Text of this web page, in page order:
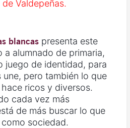
Valdepeñas.
blancas presenta este
alumnado de primaria,
juego de identidad, para
pero también lo que
ricos y diversos.
cada vez más
de más buscar lo que
sociedad.